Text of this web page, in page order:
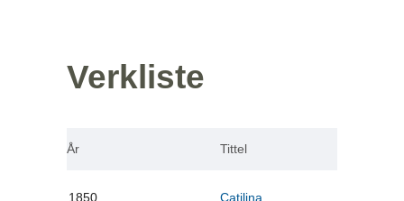
Verkliste
År Tittel
1850 Catilina